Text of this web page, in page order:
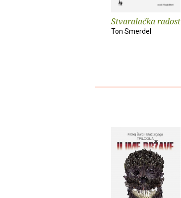
Stvaralačka radost
Ton Smerdel